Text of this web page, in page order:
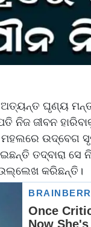
ଅତ୍ୟନ୍ତ ଘୃଣ୍ୟ
ନିଜ ଜୀବନ
ଉଦ୍‌ବେଗ
ତଦ୍ବାରା ସେ
କରିଛନ୍ତି।